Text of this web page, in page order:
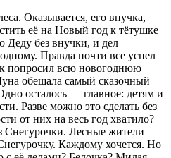
Оказывается, его внучка,
её на Новый год к тётушке
без внучки, и дел
Правда почти все успел
попросил всю новогоднюю
обещала самый сказочный
осталось — главное: детям и
Разве можно это сделать без
от них на весь год хватило?
Снегурочки. Лесные жители
Каждому хочется. Но